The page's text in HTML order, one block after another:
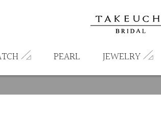
PEARL JEWELRY